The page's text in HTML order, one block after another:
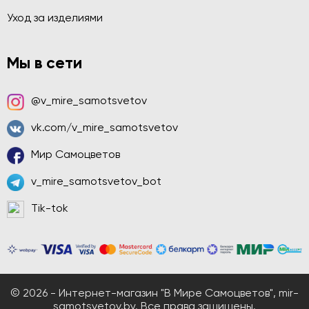
Уход за изделиями
Мы в сети
@v_mire_samotsvetov
vk.com/v_mire_samotsvetov
Мир Самоцветов
v_mire_samotsvetov_bot
Tik-tok
© 2026 - Интернет-магазин "В Мире Самоцветов", mir-
samotsvetov.by. Все права защищены.